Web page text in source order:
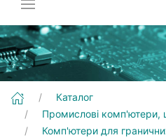
Каталог
Промислові комп'ютери,
Комп'ютери для